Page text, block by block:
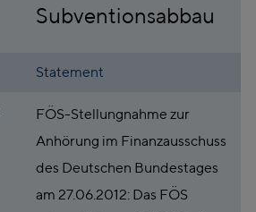
Subventionsabbau
Statement
FÖS-Stellungnahme zur
Anhörung im Finanzausschuss
des Deutschen Bundestages
am 27.06.2012: Das FÖS